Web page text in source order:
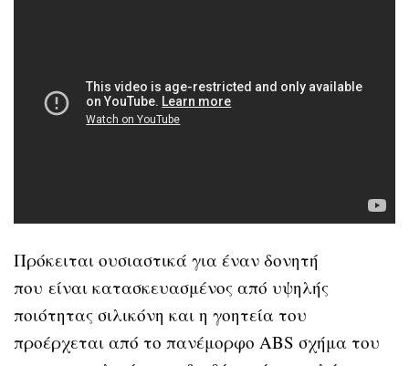
Πρόκειται ουσιαστικά για έναν δονητή
που είναι κατασκευασμένος από υψηλής
ποιότητας σιλικόνη και η γοητεία του
προέρχεται από το πανέμορφο ABS σχήμα του